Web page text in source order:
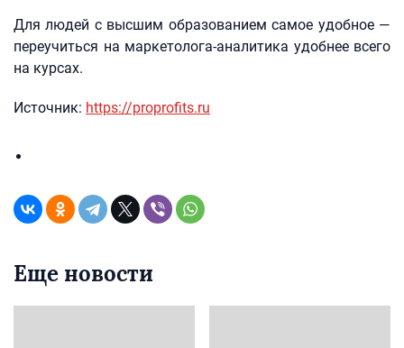
Для людей с высшим образованием самое удобное —
переучиться на маркетолога-аналитика удобнее всего
на курсах.
Источник: https://proprofits.ru
Еще новости